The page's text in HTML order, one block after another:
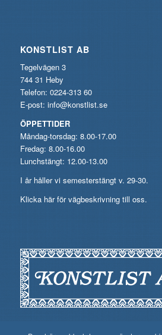
KONSTLIST AB
Tegelvägen 3
744 31 Heby
Telefon: 0224-313 60
E-post: info@konstlist.se
ÖPPETTIDER
Måndag-torsdag: 8.00-17.00
Fredag: 8.00-16.00
Lunchstängt: 12.00-13.00
I år håller vi semesterstängt v. 29-30.
Klicka här för vägbeskrivning till oss.